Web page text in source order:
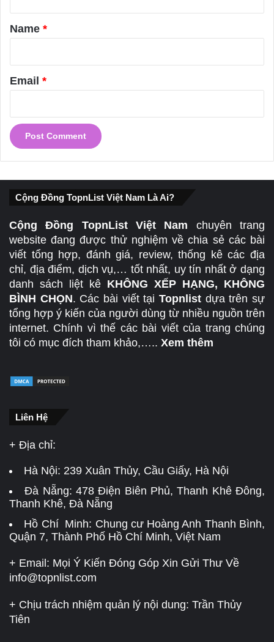
*
Name *
Email *
Cộng Đồng TopnList Việt Nam Là Ai?
Cộng Đồng TopnList Việt Nam chuyên trang
website đang được thử nghiệm về chia sẻ các bài
viết tổng hợp, đánh giá, review, thống kê các địa
chỉ, địa điểm, dịch vụ,… tốt nhất, uy tín nhất ở dạng
danh sách liệt kê KHÔNG XẾP HẠNG, KHÔNG
BÌNH CHỌN. Các bài viết tạiTopnlist dựa trên sự
tổng hợp ý kiến của người dùng từ nhiều nguồn trên
internet. Chính vì thế các bài viết của trang chúng
tôi có mục đích tham khảo,….. Xem thêm
Liên Hệ
+ Địa chỉ:
Hà Nội: 239 Xuân Thủy, Cầu Giấy, Hà Nội
Đà Nẵng:478 Điện Biên Phủ, Thanh Khê Đông,
Thanh Khê, Đà Nẵng
Hồ Chí Minh: Chung cư Hoàng Anh Thanh Bình,
Quận 7, Thành Phố Hồ Chí Minh, Việt Nam
+ Email: Mọi Ý Kiến Đóng Góp Xin Gửi Thư Về
info@topnlist.com
+ Chịu trách nhiệm quản lý nội dung: Trần Thủy
Tiên